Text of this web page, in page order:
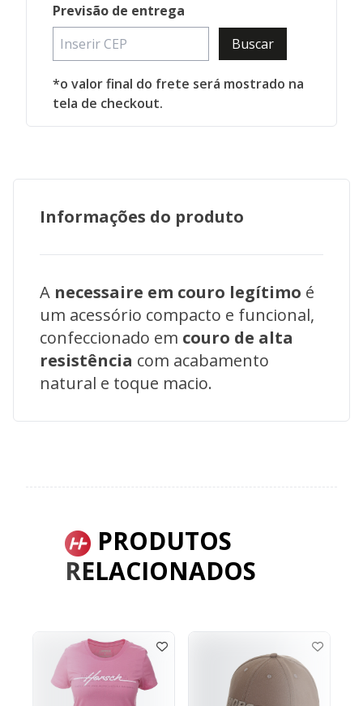
Previsão de entrega
Buscar
*o valor final do frete será mostrado na
tela de checkout.
Informações do produto
A necessaire em couro legítimo é
um acessório compacto e funcional,
confeccionado em couro de alta
resistência com acabamento
natural e toque macio.
PRODUTOS
RELACIONADOS